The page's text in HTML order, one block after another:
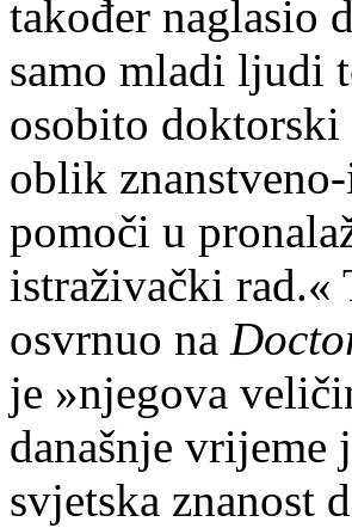
također naglasio
samo mladi ljudi
osobito
oblik
pomoči u
istraživački rad.«
osvrnuo na
je »njegova
današnje
svjetska znanost